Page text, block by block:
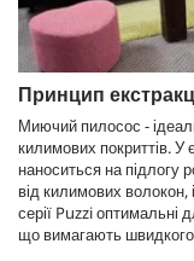
Принцип
Миючий пилосос -
килимових покриттів.
наноситься на підлогу
від килимових
серії Puzziоптимальні
що вимагають